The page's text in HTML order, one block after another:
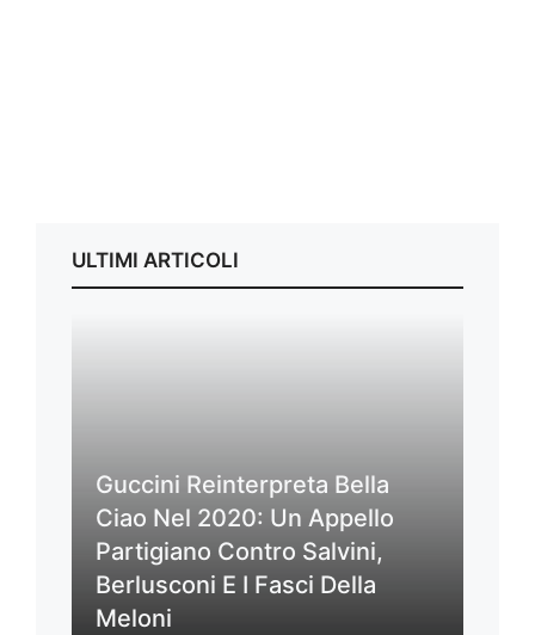
ULTIMI ARTICOLI
Guccini Reinterpreta Bella
Ciao Nel 2020: Un Appello
Partigiano Contro Salvini,
Berlusconi E I Fasci Della
Meloni